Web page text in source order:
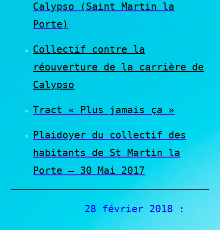
Calypso (Saint Martin la
Porte)
Collectif contre la
réouverture de la carrière de
Calypso
Tract « Plus jamais ça »
Plaidoyer du collectif des
habitants de St Martin la
Porte – 30 Mai 2017
28 février 2018 :